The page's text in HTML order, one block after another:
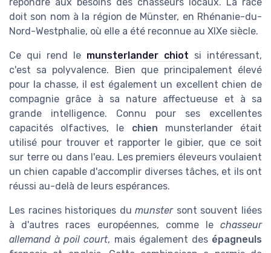
doit son nom à la région de Münster, en Rhénanie-du-
Nord-Westphalie, où elle a été reconnue au XIXe siècle.
Ce qui rend le munsterlander chiot si intéressant,
c'est sa polyvalence. Bien que principalement élevé
pour la chasse, il est également un excellent chien de
compagnie grâce à sa nature affectueuse et à sa
grande intelligence. Connu pour ses excellentes
capacités olfactives, le chien munsterlander était
utilisé pour trouver et rapporter le gibier, que ce soit
sur terre ou dans l'eau. Les premiers éleveurs voulaient
un chien capable d'accomplir diverses tâches, et ils ont
réussi au-delà de leurs espérances.
Les racines historiques dumunstersont souvent liées
à d'autres races européennes, comme le chasseur
allemand à poil court, mais également des épagneuls